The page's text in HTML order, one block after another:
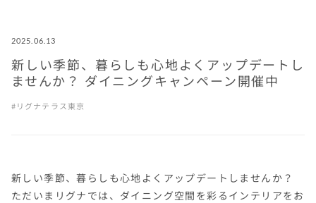
2025.06.13
新しい季節、暮らしも心地よくアップデートし
ませんか？ ダイニングキャンペーン開催中
リグナテラス東京
新しい季節、暮らしも心地よくアップデートしませんか？
ただいまリグナでは、ダイニング空間を彩るインテリアをお